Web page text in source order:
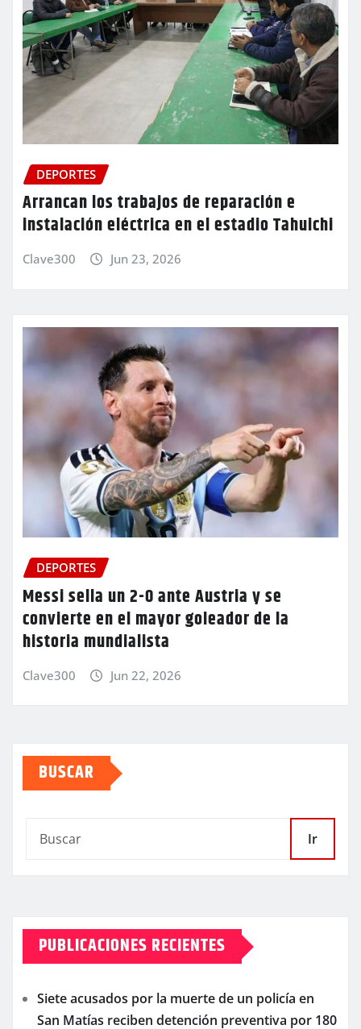
DEPORTES
Arrancan los trabajos de reparación e
instalación eléctrica en el estadio Tahuichi
Clave300 Jun 23, 2026
DEPORTES
Messi sella un 2-0 ante Austria y se
convierte en el mayor goleador de la
historia mundialista
Clave300 Jun 22, 2026
BUSCAR
Ir
PUBLICACIONES RECIENTES
Siete acusados por la muerte de un policía en
San Matías reciben detención preventiva por 180